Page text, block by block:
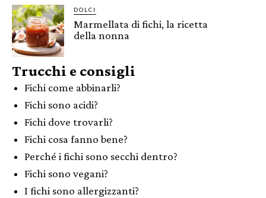
DOLCI
Marmellata di fichi, la ricetta
della nonna
Trucchi e consigli
Fichi come abbinarli?
Fichi sono acidi?
Fichi dove trovarli?
Fichi cosa fanno bene?
Perché i fichi sono secchi dentro?
Fichi sono vegani?
I fichi sono allergizzanti?